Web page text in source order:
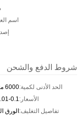
اسم
شروط الدفع والشحن
الحد الأدنى لكمية:6000 متر مربع
الأسعار:0.1 $/sqm
تفاصيل التغليف:الورق